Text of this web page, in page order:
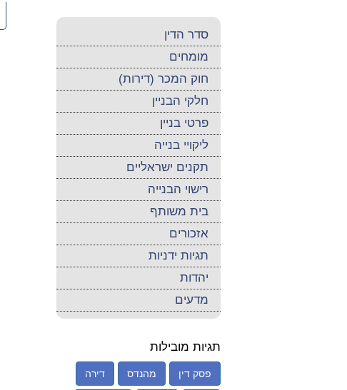
סדר הדין
מומחים
חוק המכר (דירות)
חלקי הבניין
פרטי בניין
ליקויי בנייה
תקנים ישראליים
רישוי הבנייה
בית משותף
אזכורים
תגיות ידניות
יהדות
מדעים
תגיות מובילות
פסק דין מהנדס דירה